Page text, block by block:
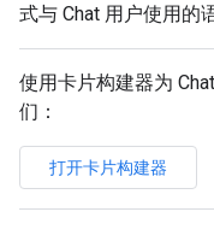
式与 Chat 用户使用的
使用卡片构建器为
们：
打开卡片构建器